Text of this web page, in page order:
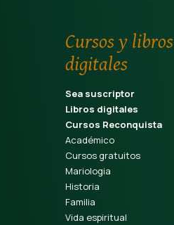
Cursos y libros
digitales
Sea suscriptor
Libros digitales
Cursos Reconquista
Académico
Cursos gratuitos
Mariologia
Historia
Familia
Vida espiritual